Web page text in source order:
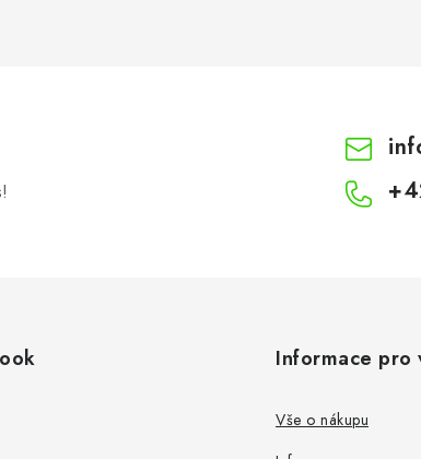
Informace pro
Vše o nákupu